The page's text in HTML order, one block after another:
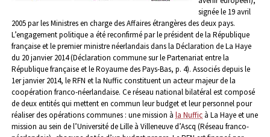
signée le 19 avril
2005 par les Ministres en charge des Affaires étrangères des deux pays.
L’engagement politique a été reconfirmé par le président de la République
française et le premier ministre néerlandais dans la Déclaration de La Haye
du 20 janvier 2014 (Déclaration commune sur le Partenariat entre la
République française et le Royaume des Pays-Bas, p. 4). Associés depuis le
1er janvier 2014, le RFN et la Nuffic constituent un acteur majeur de la
coopération franco-néerlandaise. Ce réseau national bilatéral est composé
de deux entités qui mettent en commun leur budget et leur personnel pour
réaliser des opérations communes : une mission à la Nuffic à La Haye et une
mission au sein de l’Université de Lille à Villeneuve d’Ascq (Réseau franco-